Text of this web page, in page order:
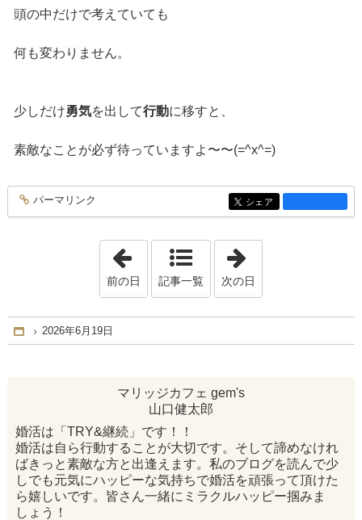
頭の中だけで考えていても
何も変わりません。
少しだけ勇気を出して行動に移すと、
素敵なことが必ず待っていますよ〜〜(=^x^=)
entry3958
パーマリンク entry3958
シェア
「2026年6月17日」
前の日 記事一覧 次の日
Home
2026年6月19日
マリッジカフェ gem's
山口健太郎
婚活は「TRY&継続」です！！
婚活は自ら行動することが大切です。そして諦めなけれ
ばきっと素敵な方と出逢えます。私のブログを読んで少
しでも元気にハッピーな気持ちで婚活を頑張って頂けた
ら嬉しいです。皆さん一緒にミラクルハッピー掴みま
しょう！